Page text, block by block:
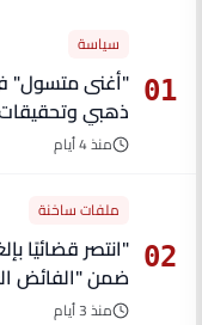
01
سياسة
ذهبي
منذ 4 أيام
02
ملفات ساخنة
ضمن "الفائض
منذ 3 أيام